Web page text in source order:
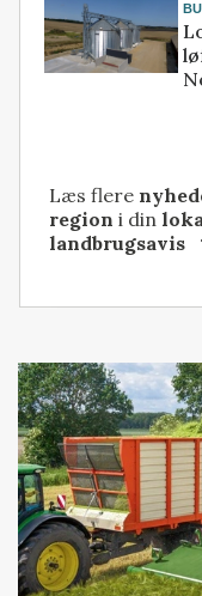
Læs flere
region i din
landbrugsavis